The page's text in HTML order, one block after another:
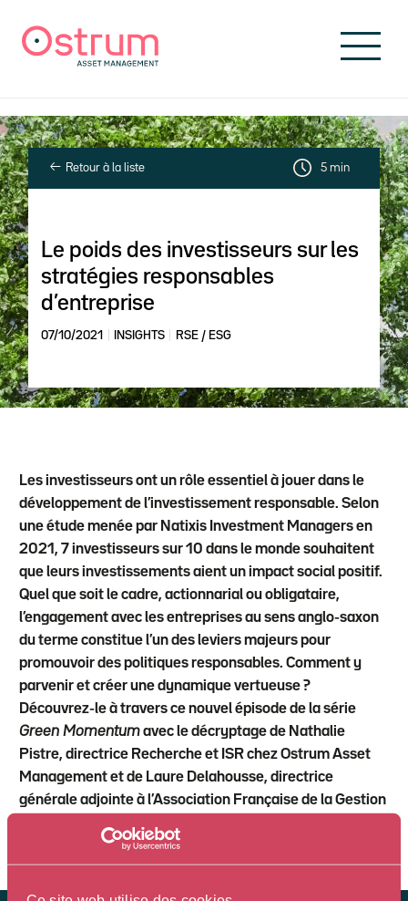
Retour à la liste 5 min
Le poids des investisseurs sur les
stratégies responsables
d’entreprise
07/10/2021 INSIGHTS RSE / ESG
Les investisseurs ont un rôle essentiel à jouer dans le
développement de l’investissement responsable. Selon
une étude menée par Natixis Investment Managers en
2021, 7 investisseurs sur 10 dans le monde souhaitent
que leurs investissements aient un impact social positif.
Quel que soit le cadre, actionnarial ou obligataire,
l’engagement avec les entreprises au sens anglo-saxon
du terme constitue l’un des leviers majeurs pour
promouvoir des politiques responsables. Comment y
parvenir et créer une dynamique vertueuse ?
Découvrez-le à travers ce nouvel épisode de la série
Green Momentum avec le décryptage de Nathalie
Pistre, directrice Recherche et ISR chez Ostrum Asset
Management et de Laure Delahousse, directrice
générale adjointe à l’Association Française de la Gestion